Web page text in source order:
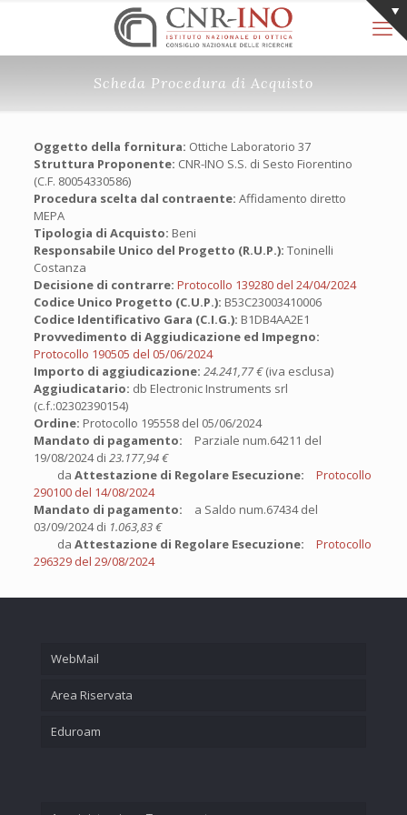
Scheda Procedura di Acquisto
Oggetto della fornitura: Ottiche Laboratorio 37
Struttura Proponente: CNR-INO S.S. di Sesto Fiorentino
(C.F. 80054330586)
Procedura scelta dal contraente: Affidamento diretto
MEPA
Tipologia di Acquisto: Beni
Responsabile Unico del Progetto (R.U.P.): Toninelli
Costanza
Decisione di contrarre: Protocollo 139280 del 24/04/2024
Codice Unico Progetto (C.U.P.): B53C23003410006
Codice Identificativo Gara (C.I.G.): B1DB4AA2E1
Provvedimento di Aggiudicazione ed Impegno:
Protocollo 190505 del 05/06/2024
Importo di aggiudicazione: 24.241,77 €(iva esclusa)
Aggiudicatario: db Electronic Instruments srl
(c.f.:02302390154)
Ordine: Protocollo 195558 del 05/06/2024
Mandato di pagamento: Parziale num.64211 del
19/08/2024 di 23.177,94 €
da Attestazione di Regolare Esecuzione:
Protocollo
290100 del 14/08/2024
Mandato di pagamento: a Saldo num.67434 del
03/09/2024 di 1.063,83 €
da Attestazione di Regolare Esecuzione:
Protocollo
296329 del 29/08/2024
WebMail
Area Riservata
Eduroam